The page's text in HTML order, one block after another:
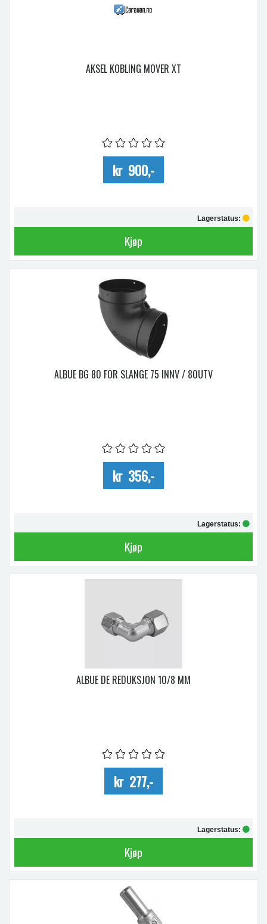
AKSEL KOBLING MOVER XT
kr 900,-
Lagerstatus:
Kjøp
ALBUE BG 80 FOR SLANGE 75 INNV / 80UTV
kr 356,-
Lagerstatus:
Kjøp
ALBUE DE REDUKSJON 10/8 MM
kr 277,-
Lagerstatus:
Kjøp